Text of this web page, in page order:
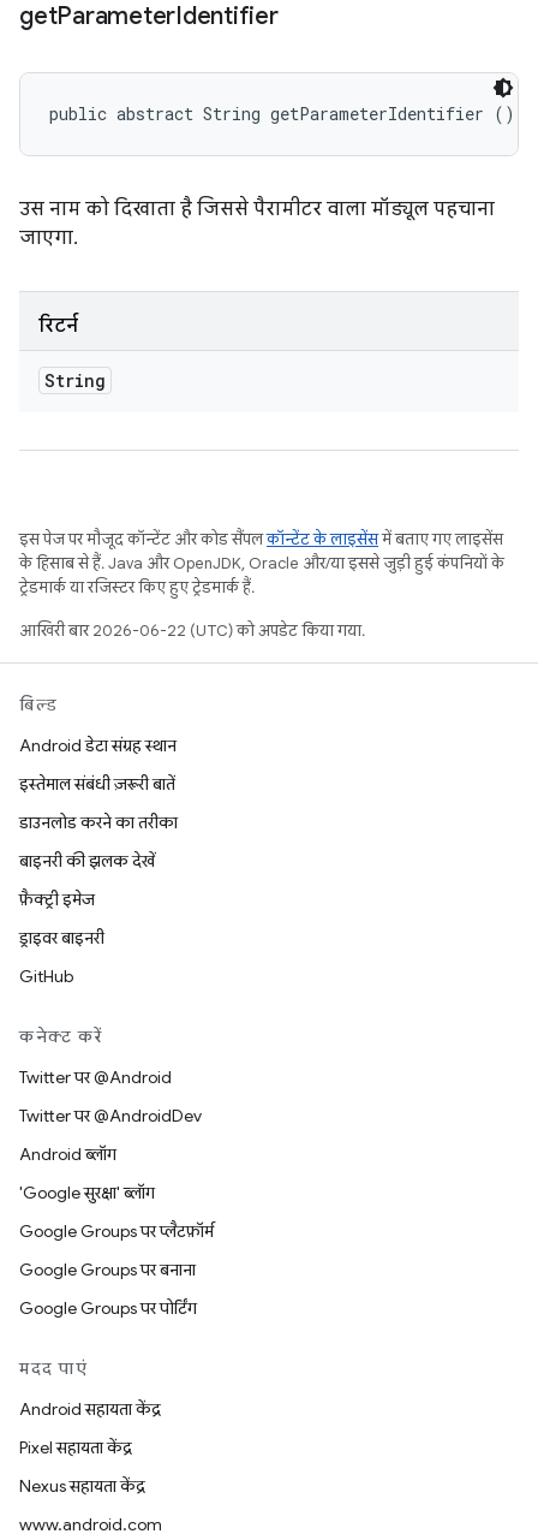
getParameterIdentifier
public abstract String getParameterIdentifier ()
उस नाम को दिखाता है जिससे पैरामीटर वाला मॉड्यूल पहचाना
जाएगा.
रिटर्न
String
इस पेज पर मौजूद कॉन्टेंट और कोड सैंपलकॉन्टेंट के लाइसेंसमें बताए गए लाइसेंस
के हिसाब से हैं. Java और OpenJDK, Oracle और/या इससे जुड़ी हुई कंपनियों के
ट्रेडमार्क या रजिस्टर किए हुए ट्रेडमार्क हैं.
आखिरी बार 2026-06-22 (UTC) को अपडेट किया गया.
बिल्ड
Android डेटा संग्रह स्थान
इस्तेमाल संबंधी ज़रूरी बातें
डाउनलोड करने का तरीका
बाइनरी की झलक देखें
फ़ैक्ट्री इमेज
ड्राइवर बाइनरी
GitHub
कनेक्ट करें
Twitter पर @Android
Twitter पर @AndroidDev
Android ब्लॉग
'Google सुरक्षा' ब्लॉग
Google Groups पर प्लैटफ़ॉर्म
Google Groups पर बनाना
Google Groups पर पोर्टिंग
मदद पाएं
Android सहायता केंद्र
Pixel सहायता केंद्र
Nexus सहायता केंद्र
www.android.com